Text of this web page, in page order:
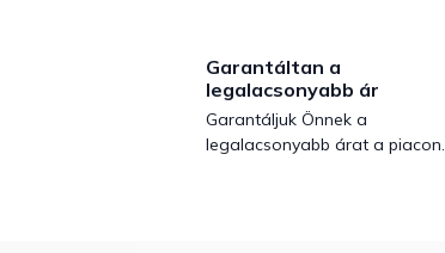
Garantáltan a
legalacsonyabb ár
Garantáljuk Önnek a
legalacsonyabb árat a piacon.